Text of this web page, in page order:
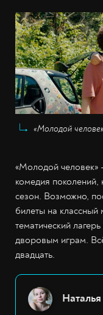
«Молодой
«Молодой человек»
комедия поколений,
сезон. Возможно,
билеты на классный
тематический
дворовым играм.
двадцать.